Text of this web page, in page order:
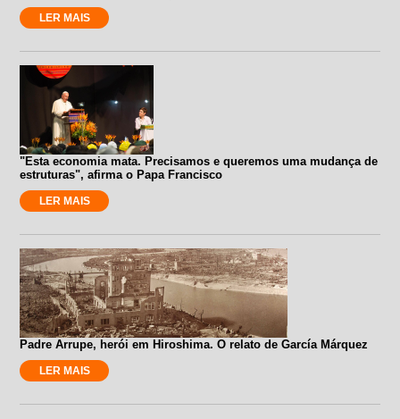
LER MAIS
"Esta economia mata. Precisamos e queremos uma mudança de
estruturas", afirma o Papa Francisco
LER MAIS
Padre Arrupe, herói em Hiroshima. O relato de García Márquez
LER MAIS